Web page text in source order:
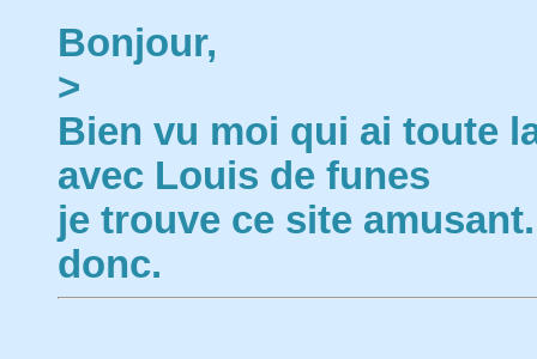
Bonjour,
>
Bien vu moi qui ai toute
avec Louis de funes
je trouve ce site
donc.